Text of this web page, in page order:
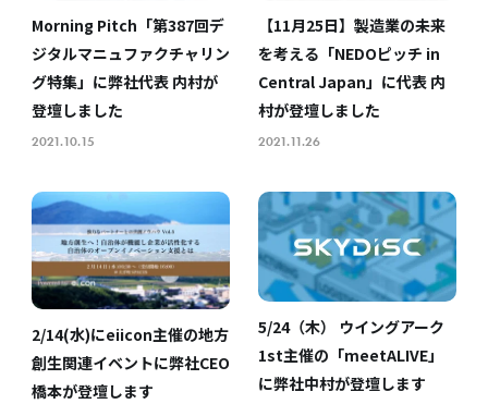
Morning Pitch「第387回デ
ジタルマニュファクチャリン
グ特集」に弊社代表 内村が
登壇しました
2021.10.15
【11月25日】製造業の未来
を考える「NEDOピッチ in
Central Japan」に代表 内
村が登壇しました
2021.11.26
2/14(水)にeiicon主催の地方
創生関連イベントに弊社CEO
橋本が登壇します
5/24（木） ウイングアーク
1st主催の「meetALIVE」
に弊社中村が登壇します